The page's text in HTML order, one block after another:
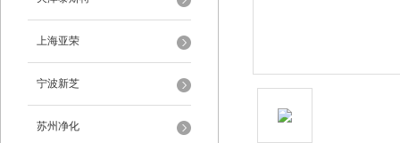
上海亚荣
宁波新芝
苏州净化